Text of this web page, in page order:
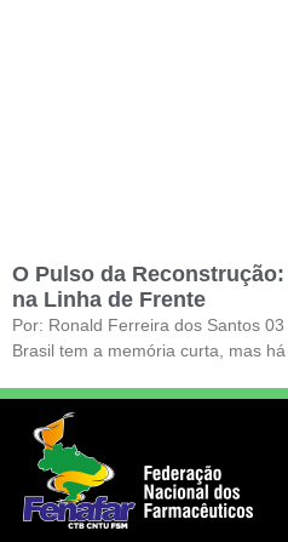
O Pulso da
na Linha de Frente
Por: Ronald Ferreira dos Santos
Brasil tem a memória curta, mas